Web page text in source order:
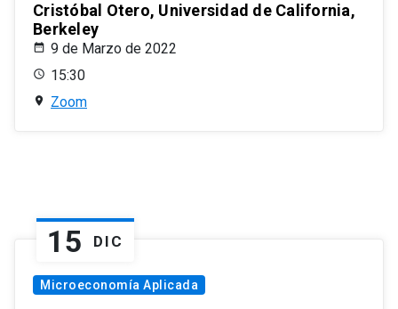
Cristóbal Otero, Universidad de California,
Berkeley
9 de Marzo de 2022
15:30
Zoom
15 DIC
Microeconomía Aplicada